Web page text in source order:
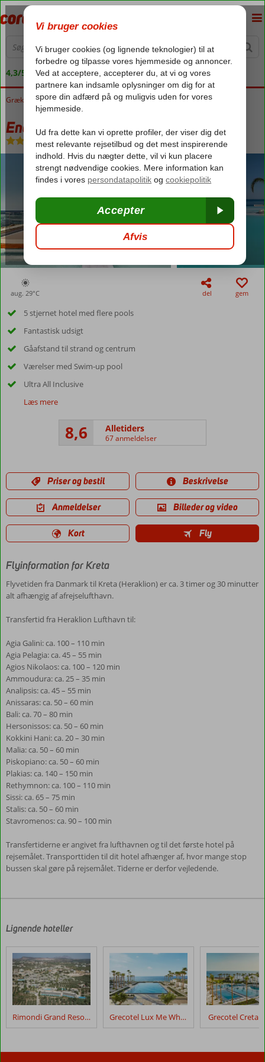
4,3/5 på Trustpilot
Forside
Grækenland Kreta Sissi Enorme Santana Island
Enorme Santana Island
Ultra All Inclusive- Hotel
aug. 29°C del gem
5 stjernet hotel med flere pools
Fantastisk udsigt
Gåafstand til strand og centrum
Værelser med Swim-up pool
Ultra All Inclusive
Læs mere
8,6 Alletiders
67 anmeldelser
Priser og bestil Beskrivelse
Anmeldelser Billeder og video
Kort Fly
Flyinformation for Kreta
Flyvetiden fra Danmark til Kreta (Heraklion) er ca. 3 timer og 30 minutter
alt afhængig af afrejselufthavn.
Transfertid fra Heraklion Lufthavn til:
Agia Galini: ca. 100 – 110 min
Agia Pelagia: ca. 45 – 55 min
Agios Nikolaos: ca. 100 – 120 min
Ammoudura: ca. 25 – 35 min
Analipsis: ca. 45 – 55 min
Anissaras: ca. 50 – 60 min
Bali: ca. 70 – 80 min
Hersonissos: ca. 50 – 60 min
Kokkini Hani: ca. 20 – 30 min
Malia: ca. 50 – 60 min
Piskopiano: ca. 50 – 60 min
Plakias: ca. 140 – 150 min
Rethymnon: ca. 100 – 110 min
Sissi: ca. 65 – 75 min
Stalis: ca. 50 – 60 min
Stavromenos: ca. 90 – 100 min
Transfertiderne er angivet fra lufthavnen og til det første hotel på
rejsemålet. Transporttiden til dit hotel afhænger af, hvor mange stop
bussen skal gøre på rejsemålet. Tiderne er derfor vejledende.
af
kunder
efter
deres
ophold
på
Santana
Lignende hoteller
Rimondi Grand Resort & Spa Grecotel Lux Me White Palace Grecotel Creta